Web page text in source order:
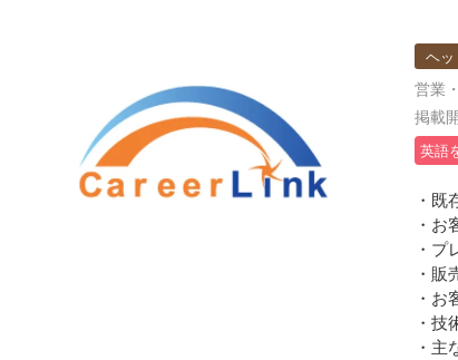
ヘ
営業
掲載
英語
・
・
・
・
・
・
・